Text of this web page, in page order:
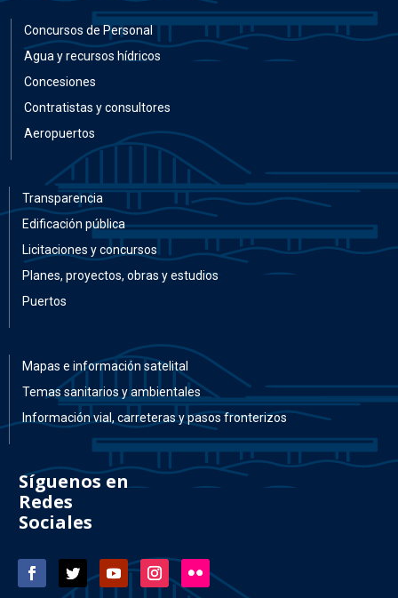
Concursos de Personal
Agua y recursos hídricos
Concesiones
Contratistas y consultores
Aeropuertos
Transparencia
Edificación pública
Licitaciones y concursos
Planes, proyectos, obras y estudios
Puertos
Mapas e información satelital
Temas sanitarios y ambientales
Información vial, carreteras y pasos fronterizos
Síguenos en
Redes
Sociales